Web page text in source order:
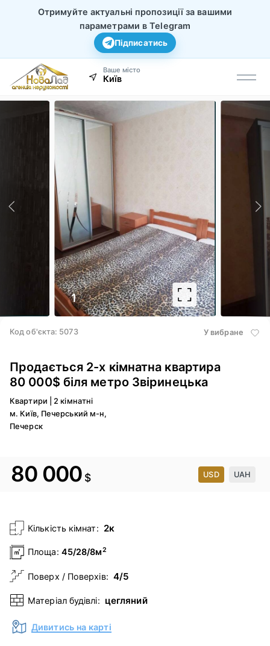
Отримуйте актуальні пропозиції за вашими
параметрами в Telegram
Підписатись
Ваше місто
Київ
1/ 3
Код об'єкта: 5073 У вибране
Продається 2-х кімнатна квартира
80 000$ біля метро Звіринецька
Квартири |2 кімнатні
м. Київ, Печерський м-н,
Печерск
80 000 $ USD UAH
Кількість кімнат: 2к
Площа: 45/28/8м2
Поверх / Поверхів: 4/5
Матеріал будівлі: цегляний
Дивитись на карті